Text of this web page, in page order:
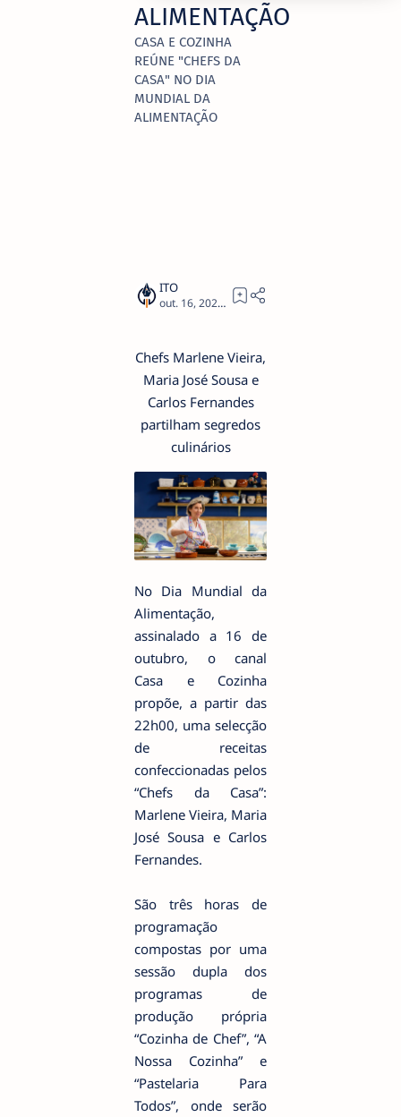
ALIMENTAÇÃO
CASA E COZINHA
REÚNE "CHEFS DA
CASA" NO DIA
MUNDIAL DA
ALIMENTAÇÃO
3
Chefs Marlene Vieira,
Maria José Sousa e
Carlos Fernandes
partilham segredos
culinários
No Dia Mundial da
Alimentação,
assinalado a 16 de
outubro, o canal
Casa e Cozinha
propõe, a partir das
22h00, uma selecção
de receitas
confeccionadas pelos
“Chefs da Casa”:
Marlene Vieira, Maria
José Sousa e Carlos
Fernandes.
São três horas de
programação
compostas por uma
sessão dupla dos
programas de
produção própria
“Cozinha de Chef”, “A
Nossa Cozinha” e
“Pastelaria Para
Todos”, onde serão